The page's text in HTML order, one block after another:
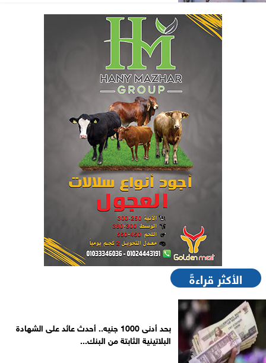
الأكثر قراءةً
بحد أدنى 1000 جنيه.. أحدث عائد على الشهادة
البلاتينية الثابتة من البنك...